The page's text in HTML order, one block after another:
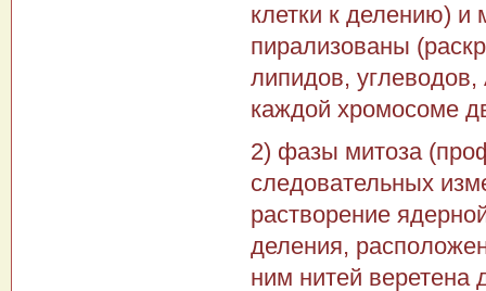
клетки к делению)
пирализованы
липидов,
каждой хромосоме
2) фазы митоза
следовательных
растворение
деления,
ним нитей веретена